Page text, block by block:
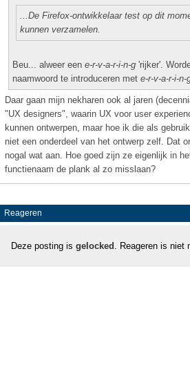
...De Firefox-ontwikkelaar test op dit
kunnen verzamelen.
Beu... alweer een e-r-v-a-r-i-n-g 'rijker'.
naamwoord te introduceren met e-r-v-a-r-i-n-
Daar gaan mijn nekharen ook al jaren
"UX designers", waarin UX voor user
kunnen ontwerpen, maar hoe ik die als
niet een onderdeel van het ontwerp zelf. Dat
nogal wat aan. Hoe goed zijn ze eigenlijk in
functienaam de plank al zo misslaan?
Reageren
Deze posting is gelocked . Reageren is niet